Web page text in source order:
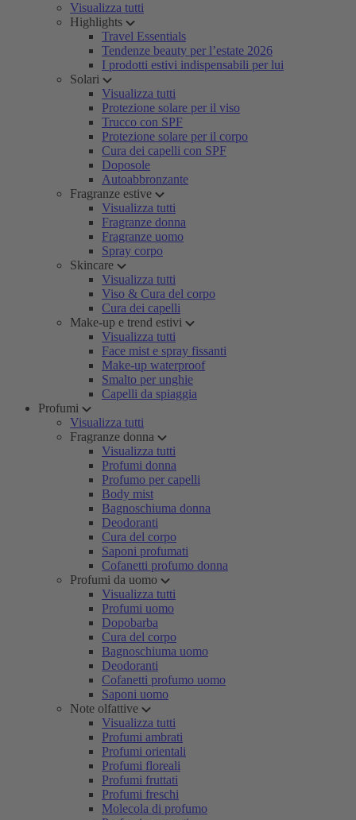
Visualizza tutti
Highlights
Travel Essentials
Tendenze beauty per l’estate 2026
I prodotti estivi indispensabili per lui
Solari
Visualizza tutti
Protezione solare per il viso
Trucco con SPF
Protezione solare per il corpo
Cura dei capelli con SPF
Doposole
Autoabbronzante
Fragranze estive
Visualizza tutti
Fragranze donna
Fragranze uomo
Spray corpo
Skincare
Visualizza tutti
Viso & Cura del corpo
Cura dei capelli
Make-up e trend estivi
Visualizza tutti
Face mist e spray fissanti
Make-up waterproof
Smalto per unghie
Capelli da spiaggia
Profumi
Visualizza tutti
Fragranze donna
Visualizza tutti
Profumi donna
Profumo per capelli
Body mist
Bagnoschiuma donna
Deodoranti
Cura del corpo
Saponi profumati
Cofanetti profumo donna
Profumi da uomo
Visualizza tutti
Profumi uomo
Dopobarba
Cura del corpo
Bagnoschiuma uomo
Deodoranti
Cofanetti profumo uomo
Saponi uomo
Note olfattive
Visualizza tutti
Profumi ambrati
Profumi orientali
Profumi floreali
Profumi fruttati
Profumi freschi
Molecola di profumo